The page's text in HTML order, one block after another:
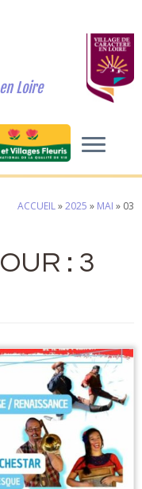
Loire
ACCUEIL»2025 » MAI » 03
: 3